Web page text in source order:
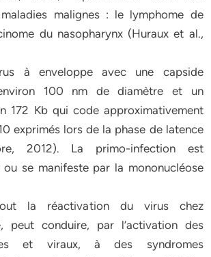
malignes : le lymphome de
du nasopharynx (Huraux et al.,
à enveloppe avec une capside
100 nm de diamètre et un
172 Kb qui code approximativement
exprimés lors de la phase de latence
2012). La primo-infection est
se manifeste par la mononucléose
la réactivation du virus chez
peut conduire, par l’activation des
et viraux, à des syndromes